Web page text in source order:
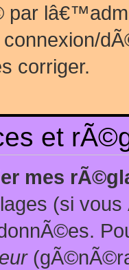
connexion/
corriger.
et
mes
(si